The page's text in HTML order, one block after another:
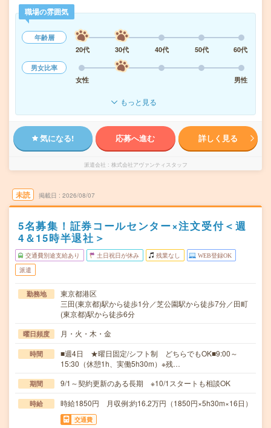
職場の雰囲気
年齢層
20代
30代 40代 50代
60代
男女比率
女性
男性
もっと見る
気になる! 応募へ進む 詳しく見る
派遣会社 株式会社アヴァンティスタッフ
未読 掲載日 2026/08/07
5名募集！証券コールセンター×注文受付＜週
4＆15時半退社＞
交通費別途支給あり 土日祝日が休み 残業なし WEB登録OK
派遣
勤務地
東京都港区
三田(東京都)駅から徒歩1分／芝公園駅から徒歩7分／田町
(東京都)駅から徒歩6分
曜日頻度 月・火・木・金
時間
■週4日 ★曜日固定/シフト制 どちらでもOK■9:00～
15:30（休憩1h、実働5h30m）※残…
期間 9/1～契約更新のある長期 ※10/1スタートも相談OK
時給 時給1850円 月収例:約16.2万円（1850円×5h30m×16日）
交通費